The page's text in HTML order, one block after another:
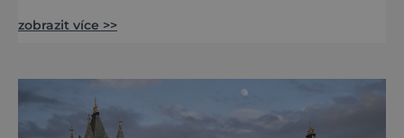
opucovat zašedlý kabát. Na konci srpna roku
čtyřčlenná údržbářská četa, vyzbrojena
hadry a kbelíky s mýdlovou vodou, po
několik dní navracela zašlý lesk. [caption
zobrazit více >>